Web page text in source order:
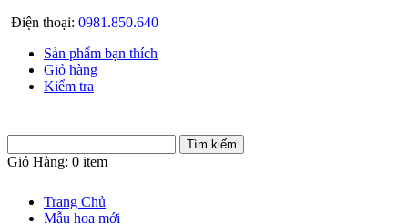
Điện thoại: 0981.850.640
Sản phẩm bạn thích
Giỏ hàng
Kiểm tra
Giỏ Hàng: 0 item
Trang Chủ
Mẫu hoa mới